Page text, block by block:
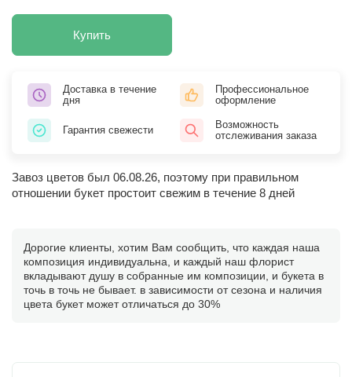
Купить
Доставка в течение
дня
Профессиональное
оформление
Гарантия свежести
Возможность
отслеживания заказа
Завоз цветов был 06.08.26, поэтому при правильном
отношении букет простоит свежим в течение 8 дней
Дорогие клиенты, хотим Вам сообщить, что каждая наша
композиция индивидуальна, и каждый наш флорист
вкладывают душу в собранные им композиции, и букета в
точь в точь не бывает. в зависимости от сезона и наличия
цвета букет может отличаться до 30%